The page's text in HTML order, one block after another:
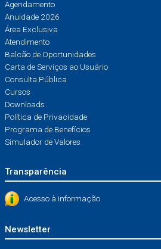
Agendamento
Anuidade 2026
Área Exclusiva
Atendimento
Balcão de Oportunidades
Carta de Serviços ao Usuário
Consulta Pública
Cursos
Downloads
Política de Privacidade
Programa de Benefícios
Simulador de Valores
Transparência
Acesso à informação
Newsletter